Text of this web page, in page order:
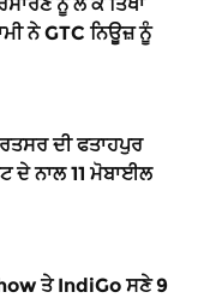
ਨੇ GTC ਨਿਊਜ਼ ਨੂੰ
ਦੀ ਫਤਾਹਪੁਰ
ਦੇ ਨਾਲ 11 ਮੋਬਾਈਲ
ਤੇ IndiGo ਸਣੇ 9